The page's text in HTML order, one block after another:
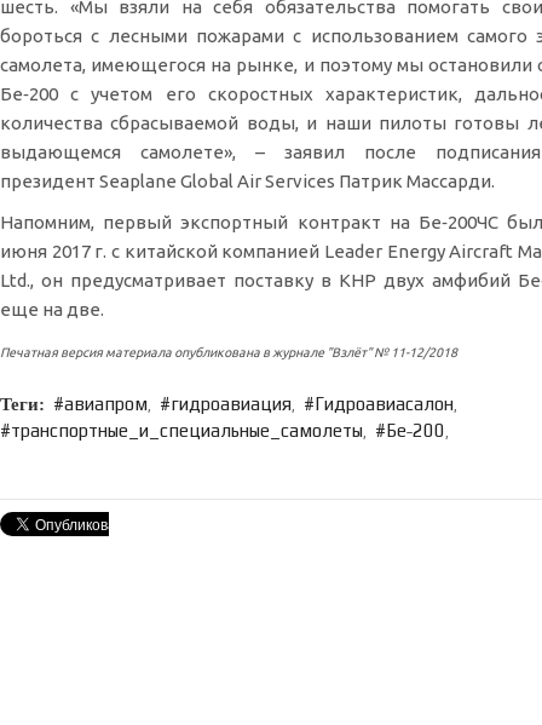
шесть. «Мы взяли на себя обязательства помогать
бороться с лесными пожарами с использованием самого
самолета, имеющегося на рынке, и поэтому мы остановили
Бе‑200 с учетом его скоростных характеристик,
количества сбрасываемой воды, и наши пилоты готовы
выдающемся самолете», – заявил после
президент Seaplane Global Air Services Патрик Массарди.
Напомним, первый экспортный контракт на Бе‑200ЧС
июня 2017 г. с китайской компанией Leader Energy Aircraft
Ltd., он предусматривает поставку в КНР двух амфибий
еще на две.
Печатная версия материала опубликована в журнале "Взлёт" № 11-12/2018
авиапром гидроавиация Гидроавиасалон
транспортные_и_специальные_самолеты Бе˗200